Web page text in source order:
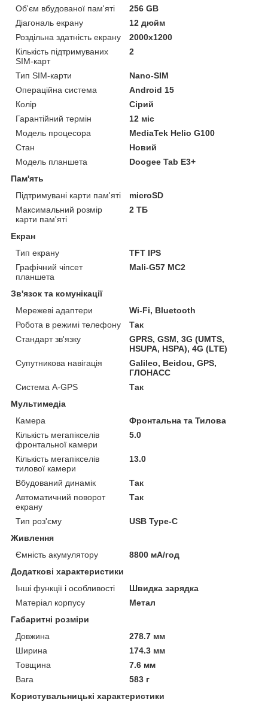
Об'єм вбудованої пам'яті
256 GB
Діагональ екрану
12 дюйм
Роздільна здатність екрану
2000x1200
Кількість підтримуваних
SIM-карт
2
Тип SIM-карти
Nano-SIM
Операційна система
Android 15
Колір
Сірий
Гарантійний термін
12 міс
Модель процесора
MediaTek Helio G100
Стан
Новий
Модель планшета
Doogee Tab E3+
Пам'ять
Підтримувані карти пам'яті
microSD
Максимальний розмір
карти пам'яті
2 ТБ
Екран
Тип екрану
TFT IPS
Графічний чіпсет
планшета
Mali-G57 MC2
Зв'язок та комунікації
Мережеві адаптери
Wi-Fi, Bluetooth
Робота в режимі телефону
Так
Стандарт зв'язку
GPRS, GSM, 3G (UMTS,
HSUPA, HSPA), 4G (LTE)
Супутникова навігація
Galileo, Beidou, GPS,
ГЛОНАСС
Система A-GPS
Так
Мультимедіа
Камера
Фронтальна та Тилова
Кількість мегапікселів
фронтальної камери
5.0
Кількість мегапікселів
тилової камери
13.0
Вбудований динамік
Так
Автоматичний поворот
екрану
Так
Тип роз'єму
USB Type-C
Живлення
Ємність акумулятору
8800 мА/год
Додаткові характеристики
Інші функції і особливості
Швидка зарядка
Матеріал корпусу
Метал
Габаритні розміри
Довжина
278.7 мм
Ширина
174.3 мм
Товщина
7.6 мм
Вага
583 г
Користувальницькі характеристики